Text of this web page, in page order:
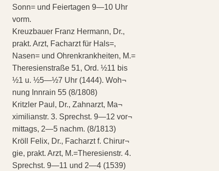
Sonn= und Feiertagen 9—10 Uhr
vorm.
Kreuzbauer Franz Hermann, Dr.,
prakt. Arzt, Facharzt für Hals=,
Nasen= und Ohrenkrankheiten, M.=
Theresienstraße 51, Ord. ½11 bis
½1 u. ½5—½7 Uhr (1444). Woh¬
nung Innrain 55 (8/1808)
Kritzler Paul, Dr., Zahnarzt, Ma¬
ximilianstr. 3. Sprechst. 9—12 vor¬
mittags, 2—5 nachm. (8/1813)
Kröll Felix, Dr., Facharzt f. Chirur¬
gie, prakt. Arzt, M.=Theresienstr. 4.
Sprechst. 9—11 und 2—4 (1539)